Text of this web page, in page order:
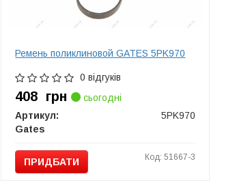
Ремень поликлиновой GATES 5PK970
0 відгуків
408 грн
сьогодні
Артикул:
5PK970
Gates
ПРИДБАТИ Код: 51667-3